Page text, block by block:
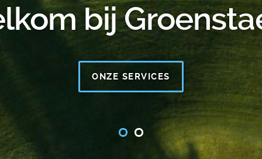
bij
ONZE SERVICES
INLOGGEN VOOR LEDEN